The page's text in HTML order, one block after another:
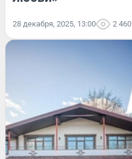
28 декабря, 2025, 13:00 2 460